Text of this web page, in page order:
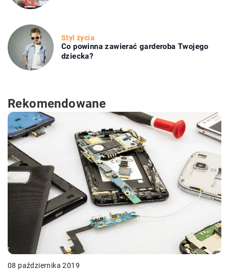
Styl życia
Co powinna zawierać garderoba Twojego
dziecka?
Rekomendowane
08 października 2019